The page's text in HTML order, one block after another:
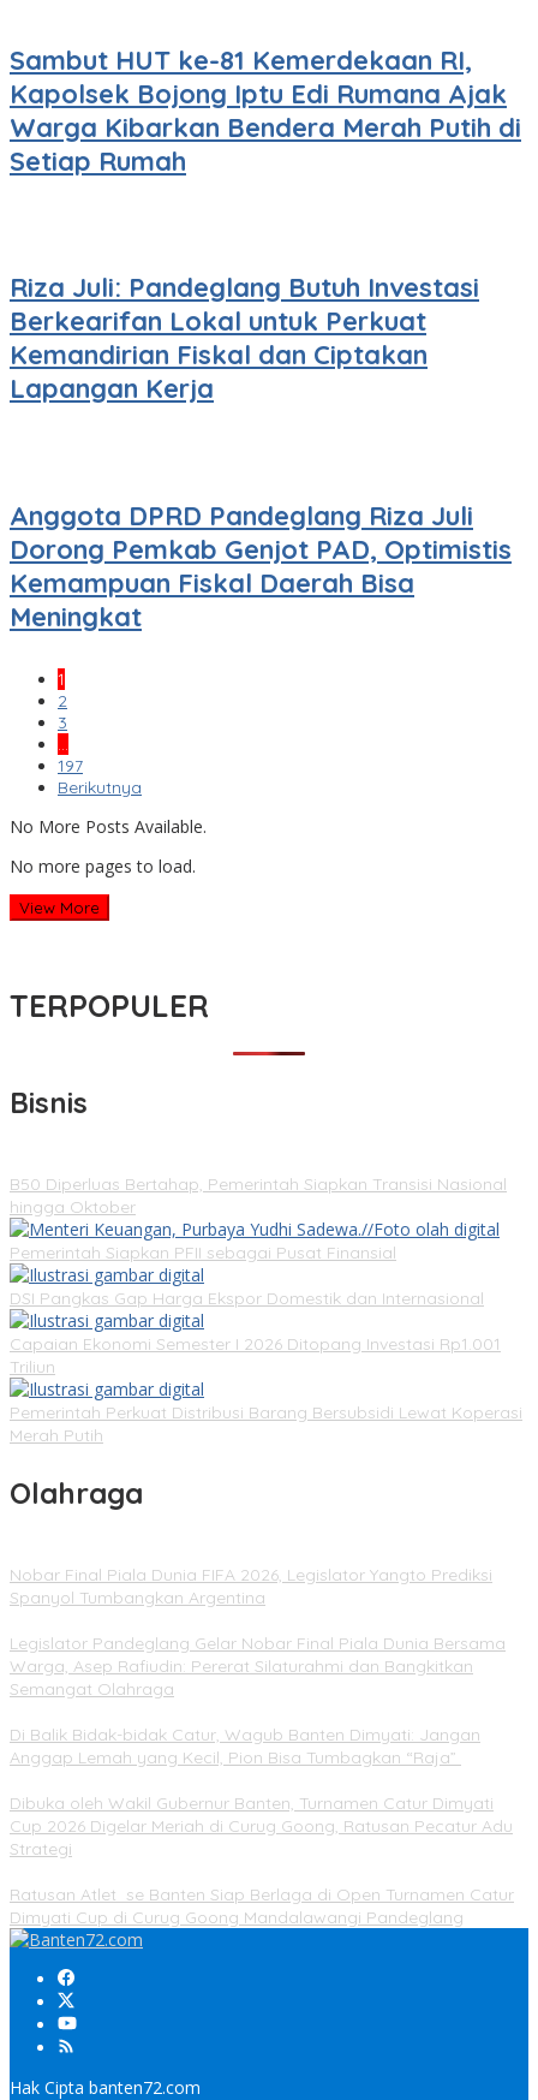
Sambut HUT ke-81 Kemerdekaan RI,
Kapolsek Bojong Iptu Edi Rumana Ajak
Warga Kibarkan Bendera Merah Putih di
Setiap Rumah
Riza Juli: Pandeglang Butuh Investasi
Berkearifan Lokal untuk Perkuat
Kemandirian Fiskal dan Ciptakan
Lapangan Kerja
Anggota DPRD Pandeglang Riza Juli
Dorong Pemkab Genjot PAD, Optimistis
Kemampuan Fiskal Daerah Bisa
Meningkat
1
2
3
…
197
Berikutnya
No More Posts Available.
No more pages to load.
View More
TERPOPULER
Bisnis
B50 Diperluas Bertahap, Pemerintah Siapkan Transisi Nasional
hingga Oktober
Pemerintah Siapkan PFII sebagai Pusat Finansial
DSI Pangkas Gap Harga Ekspor Domestik dan Internasional
Capaian Ekonomi Semester I 2026 Ditopang Investasi Rp1.001
Triliun
Pemerintah Perkuat Distribusi Barang Bersubsidi Lewat Koperasi
Merah Putih
Olahraga
Nobar Final Piala Dunia FIFA 2026, Legislator Yangto Prediksi
Spanyol Tumbangkan Argentina
Legislator Pandeglang Gelar Nobar Final Piala Dunia Bersama
Warga, Asep Rafiudin: Pererat Silaturahmi dan Bangkitkan
Semangat Olahraga
Di Balik Bidak-bidak Catur, Wagub Banten Dimyati: Jangan
Anggap Lemah yang Kecil, Pion Bisa Tumbagkan “Raja”
Dibuka oleh Wakil Gubernur Banten, Turnamen Catur Dimyati
Cup 2026 Digelar Meriah di Curug Goong, Ratusan Pecatur Adu
Strategi
Ratusan Atlet se Banten Siap Berlaga di Open Turnamen Catur
Dimyati Cup di Curug Goong Mandalawangi Pandeglang
Hak Cipta banten72.com